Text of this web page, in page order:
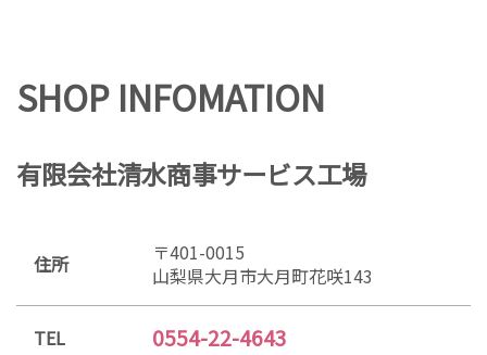
SHOP INFOMATION
有限会社清水商事サービス工場
住所
〒401-0015
山梨県大月市大月町花咲143
TEL 0554-22-4643